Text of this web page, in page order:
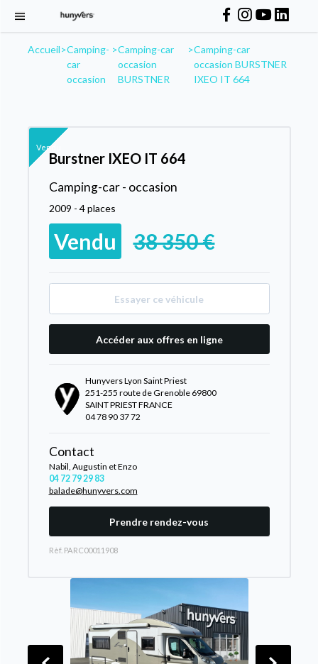
Accueil>Camping-
car
occasion
>Camping-car
occasion
BURSTNER
>Camping-car
occasion BURSTNER
IXEO IT 664
Vendu
Burstner IXEO IT 664
Camping-car - occasion
2009 - 4 places
Vendu 38 350 €
Essayer ce véhicule
Accéder aux offres en ligne
Hunyvers Lyon Saint Priest
251-255 route de Grenoble 69800
SAINT PRIEST FRANCE
04 78 90 37 72
Contact
Nabil, Augustin et Enzo
04 72 79 29 83
balade@hunyvers.com
Prendre rendez-vous
Rèf. PARC00011908